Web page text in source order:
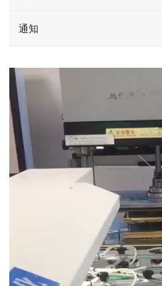
通知
Video
Player